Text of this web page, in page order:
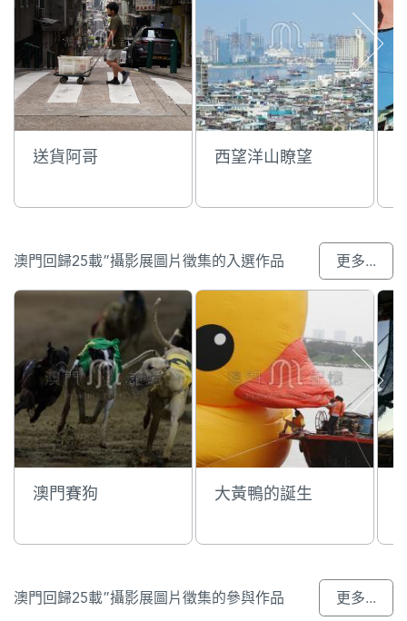
送貨阿哥 西望洋山瞭望
澳門回歸25載”攝影展圖片徵集的入選作品 更多...
澳門賽狗 大黃鴨的誕生
澳門回歸25載”攝影展圖片徵集的參與作品 更多...